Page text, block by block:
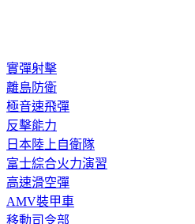
實彈射擊
離島防衛
極音速飛彈
反擊能力
日本陸上自衛隊
富士綜合火力演習
高速滑空彈
AMV裝甲車
移動司令部